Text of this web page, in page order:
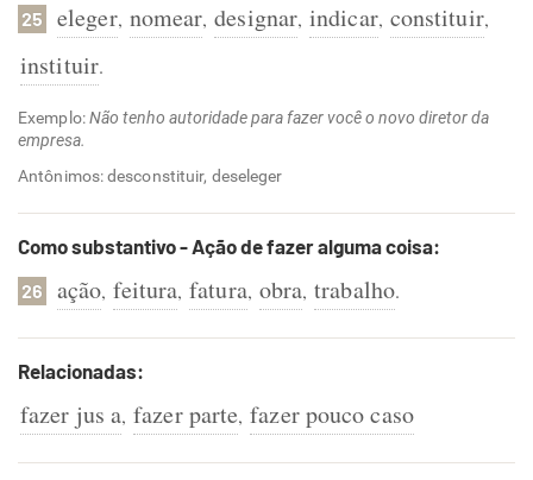
25 eleger, nomear, designar, indicar, constituir,
instituir.
Exemplo:Não tenho autoridade para fazer você o novo diretor da
empresa.
Antônimos: desconstituir, deseleger
Como substantivo - Ação de fazer alguma coisa:
26 ação, feitura, fatura, obra, trabalho.
Relacionadas:
fazer jus a, fazer parte, fazer pouco caso